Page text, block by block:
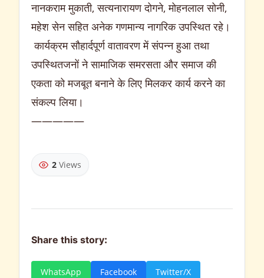
नानकराम मुकाती, सत्यनारायण दोगने, मोहनलाल सोनी,
महेश सेन सहित अनेक गणमान्य नागरिक उपस्थित रहे।
कार्यक्रम सौहार्दपूर्ण वातावरण में संपन्न हुआ तथा
उपस्थितजनों ने सामाजिक समरसता और समाज की
एकता को मजबूत बनाने के लिए मिलकर कार्य करने का
संकल्प लिया।
—————
2 Views
Share this story:
WhatsApp Facebook
Twitter/X